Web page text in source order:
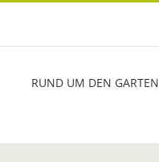
RUND UM DEN GARTEN